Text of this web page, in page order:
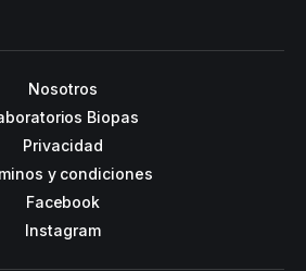
Nosotros
Biopas
Privacidad
y condiciones
Facebook
Instagram